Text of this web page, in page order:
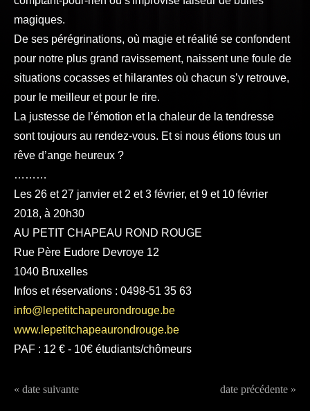
magiques.
De ses pérégrinations, où magie et réalité se confondent
pour notre plus grand ravissement, naissent une foule de
situations cocasses et hilarantes où chacun s’y retrouve,
pour le meilleur et pour le rire.
La justesse de l’émotion et la chaleur de la tendresse
sont toujours au rendez-vous. Et si nous étions tous un
rêve d’ange heureux ?
………
Les 26 et 27 janvier et 2 et 3 février, et 9 et 10 février
2018, à 20h30
AU PETIT CHAPEAU ROND ROUGE
Rue Père Eudore Devroye 12
1040 Bruxelles
Infos et réservations : 0498-51 35 63
info@lepetitchapeurondrouge.be
www.lepetitchapeaurondrouge.be
PAF : 12 € - 10€ étudiants/chômeurs
date précédente »
« date suivante